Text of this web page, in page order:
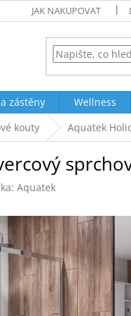
JAK NAKUPOVAT
zástěny Wellness
kouty Aquatek
Aquatek